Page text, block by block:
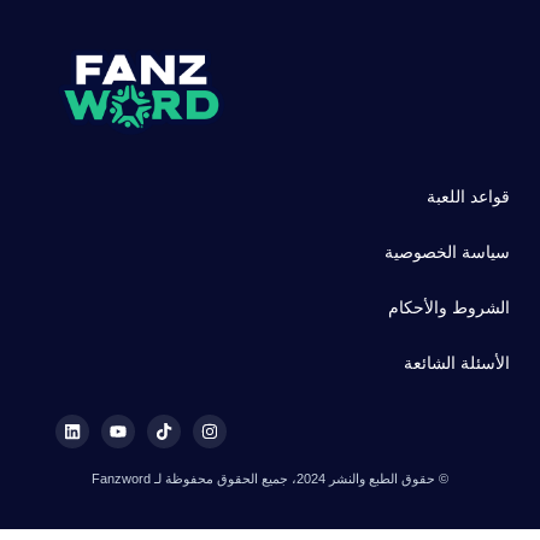
قواعد اللعبة
سياسة الخصوصية
الشروط والأحكام
الأسئلة الشائعة
© حقوق الطبع والنشر 2024، جميع الحقوق محفوظة لـ Fanzword